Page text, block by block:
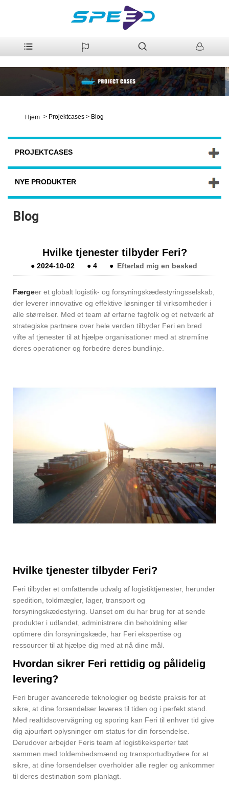
Hjem > Projektcases > Blog
PROJEKTCASES
NYE PRODUKTER
Blog
Hvilke tjenester tilbyder Feri?
● 2024-10-02 ● 4 ● Efterlad mig en besked
Færgeer et globalt logistik- og forsyningskædestyringsselskab,
der leverer innovative og effektive løsninger til virksomheder i
alle størrelser. Med et team af erfarne fagfolk og et netværk af
strategiske partnere over hele verden tilbyder Feri en bred
vifte af tjenester til at hjælpe organisationer med at strømline
deres operationer og forbedre deres bundlinje.
Hvilke tjenester tilbyder Feri?
Feri tilbyder et omfattende udvalg af logistiktjenester, herunder
spedition, toldmægler, lager, transport og
forsyningskædestyring. Uanset om du har brug for at sende
produkter i udlandet, administrere din beholdning eller
optimere din forsyningskæde, har Feri ekspertise og
ressourcer til at hjælpe dig med at nå dine mål.
Hvordan sikrer Feri rettidig og pålidelig
levering?
Feri bruger avancerede teknologier og bedste praksis for at
sikre, at dine forsendelser leveres til tiden og i perfekt stand.
Med realtidsovervågning og sporing kan Feri til enhver tid give
dig ajourført oplysninger om status for din forsendelse.
Derudover arbejder Feris team af logistikeksperter tæt
sammen med toldembedsmænd og transportudbydere for at
sikre, at dine forsendelser overholder alle regler og ankommer
til deres destination som planlagt.